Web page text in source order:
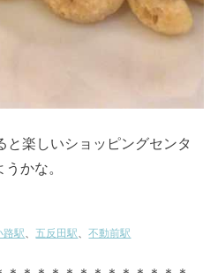
と楽しいショッピングセンタ
かな。
路駅、 五反田駅、不動前駅